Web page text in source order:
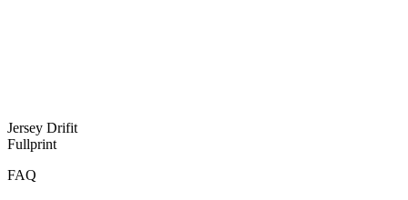
Jersey Drifit
Fullprint
FAQ